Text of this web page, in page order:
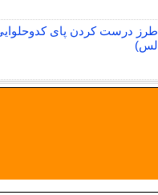
طرز درست کردن پای
لس)